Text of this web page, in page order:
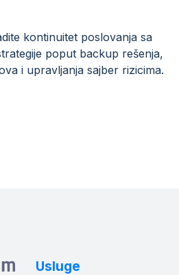
kontinuitet poslovanja sa
poput backup rešenja,
i upravljanja sajber rizicima.
Usluge